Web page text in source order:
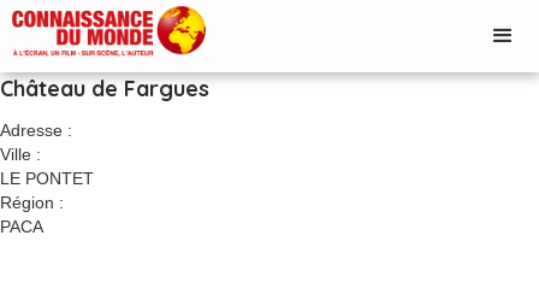
Château de Fargues
Adresse :
Ville :
LE PONTET
Région :
PACA